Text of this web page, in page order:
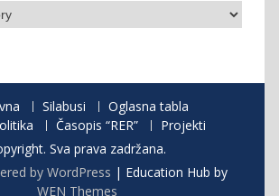
Silabusi
Oglasna tabla
Časopis “RER”
Projekti
Sva prava zadržana.
by WordPress | Education Hub by
WEN Themes